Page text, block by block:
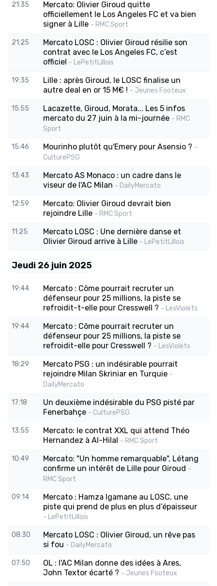
21:35
Mercato: Olivier Giroud quitte
officiellement le Los Angeles FC et va bien
signer à Lille - RMC Sport
21:25
Mercato LOSC : Olivier Giroud résilie son
contrat avec le Los Angeles FC, c’est
officiel - LePetitLillois
19:35
Lille : après Giroud, le LOSC finalise un
autre deal en or 15 M€ ! - Jeunes Footeux
15:55
Lacazette, Giroud, Morata... Les 5 infos
mercato du 27 juin à la mi-journée - RMC
Sport
15:46 Mourinho plutôt qu'Emery pour Asensio ? -
CulturePSG
13:43
Mercato AS Monaco : un cadre dans le
viseur de l'AC Milan - DailyMercato
12:59
Mercato: Olivier Giroud devrait bien
rejoindre Lille - RMC Sport
11:25
Mercato LOSC : Une dernière danse et
Olivier Giroud arrive à Lille - LePetitLillois
Jeudi 26 juin 2025
19:44
Mercato : Côme pourrait recruter un
défenseur pour 25 millions, la piste se
refroidit-t-elle pour Cresswell ? - LesViolets
19:44
Mercato : Côme pourrait recruter un
défenseur pour 25 millions, la piste se
refroidit-elle pour Cresswell ? - LesViolets
18:29
Mercato PSG : un indésirable pourrait
rejoindre Milan Skriniar en Turquie -
DailyMercato
17:18
Un deuxième indésirable du PSG pisté par
Fenerbahçe - CulturePSG
13:55
Mercato: le contrat XXL qui attend Théo
Hernandez à Al-Hilal - RMC Sport
10:49
Mercato: "Un homme remarquable", Létang
confirme un intérêt de Lille pour Giroud -
RMC Sport
09:14
Mercato : Hamza Igamane au LOSC, une
piste qui prend de plus en plus d’épaisseur
- LePetitLillois
08:30
Mercato LOSC : Olivier Giroud, un rêve pas
si fou - DailyMercato
07:50
OL : l'AC Milan donne des idées à Ares,
John Textor écarté ? - Jeunes Footeux